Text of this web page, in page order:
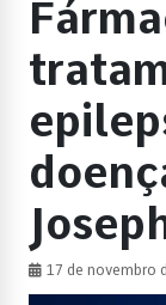
17 de novembro